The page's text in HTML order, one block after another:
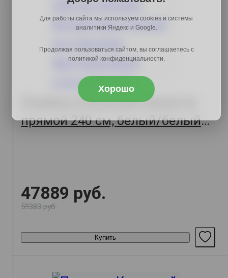
Прованс Кухонный гарнитур
прямой 240 см, белый/белый
47889 руб.
59383 руб.
Купить
Для работы сайта мы используем cookies и системы
аналитики Яндекс и Google.
Продолжая пользоваться сайтом, вы соглашаетесь с
политикой конфиденциальности.
Хорошо